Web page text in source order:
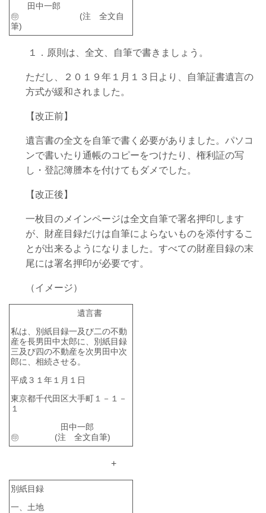
田中一郎
㊞ (注 全文自
筆)
１．原則は、全文、自筆で書きましょう。
ただし、２０１９年１月１３日より、自筆証書遺言の
方式が緩和されました。
【改正前】
遺言書の全文を自筆で書く必要がありました。パソコ
ンで書いたり通帳のコピーをつけたり、権利証の写
し・登記簿謄本を付けてもダメでした。
【改正後】
一枚目のメインページは全文自筆で署名押印します
が、財産目録だけは自筆によらないものを添付するこ
とが出来るようになりました。すべての財産目録の末
尾には署名押印が必要です。
（イメージ）
遺言書
私は、別紙目録一及び二の不動
産を長男田中太郎に、別紙目録
三及び四の不動産を次男田中次
郎に、相続させる。
平成３１年１月１日
東京都千代田区大手町１－１－
１
田中一郎
㊞ (注 全文自筆)
+
別紙目録
一、土地